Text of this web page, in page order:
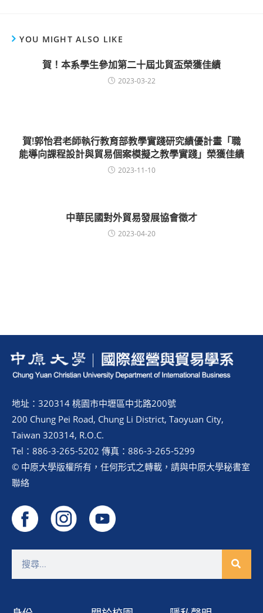
YOU MIGHT ALSO LIKE
賀！本系學生參加第二十屆北貿盃榮獲佳績
2023-03-22
賀!郭怡君老師執行教育部教學實踐研究績優計畫「職
能導向課程設計與貿易個案模擬之教學實踐」榮獲佳績
2023-11-10
中華民國對外貿易發展協會徵才
2023-04-20
地址：320314 桃園市中壢區中北路200號
200 Chung Pei Road, Chung Li District, Taoyuan City,
Taiwan 320314, R.O.C.
Tel：886-3-265-5202 傳真：886-3-265-5299
© 中原大學版權所有，任何形式之轉載，請與中原大學秘書室
聯絡